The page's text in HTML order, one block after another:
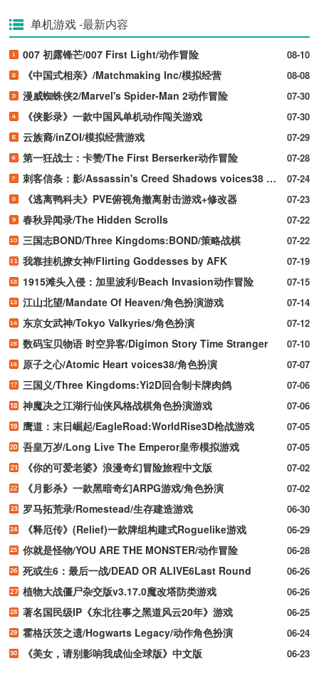
单机游戏-最新内容
08-10
007 初露锋芒/007 First Light/动作冒险
08-08
《中国式相亲》/Matchmaking Inc/模拟经营
07-30
漫威蜘蛛侠2/Marvel's Spider-Man 2动作冒险
07-30
《侠影录》一款中国风单机动作闯关游戏
07-29
云族裔/inZOI/模拟经营游戏
07-28
第一狂战士：卡赞/The First Berserker动作冒险
07-24
刺客信条：影/Assassin's Creed Shadows voices38 新游发布
07-23
《逃离鸭科夫》PVE俯视角撤离射击游戏+修改器
07-22
春秋异闻录/The Hidden Scrolls
07-22
三国志BOND/Three Kingdoms:BOND/策略战棋
07-19
我靠挂机撩女神/Flirting Goddesses by AFK
07-15
1915滩头入侵：加里波利/Beach Invasion动作冒险
07-14
江山北望/Mandate Of Heaven/角色扮演游戏
07-12
东京女武神/Tokyo Valkyries/角色扮演
07-10
数码宝贝物语 时空异客/Digimon Story Time Stranger
07-07
原子之心/Atomic Heart voices38/角色扮演
07-06
三国义/Three Kingdoms:Yi2D回合制卡牌肉鸽
07-06
神魔决之江湖行仙侠风格战棋角色扮演游戏
07-05
鹰道：末日崛起/EagleRoad:WorldRise3D枪战游戏
07-05
吾皇万岁/Long Live The Emperor皇帝模拟游戏
07-02
《你的可爱老婆》浪漫奇幻冒险旅程中文版
07-02
《月影杀》一款黑暗奇幻ARPG游戏/角色扮演
06-30
罗马拓荒录/Romestead/生存建造游戏
06-29
《释厄传》(Relief)一款牌组构建式Roguelike游戏
06-28
你就是怪物/YOU ARE THE MONSTER/动作冒险
06-26
死或生6：最后一战/DEAD OR ALIVE6Last Round
06-26
植物大战僵尸杂交版v3.17.0魔改塔防类游戏
06-25
著名国民级IP《东北往事之黑道风云20年》游戏
06-24
霍格沃茨之遗/Hogwarts Legacy/动作角色扮演
06-23
《美女，请别影响我成仙全球版》中文版